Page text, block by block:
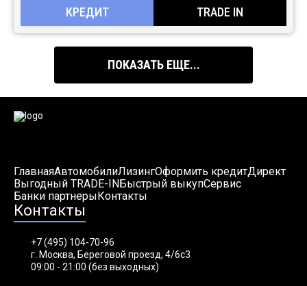
КРЕДИТ TRADE IN
ПОКАЗАТЬ ЕЩЕ...
ГлавнаяАвтомобилиЛизингОформить кредитДирект
Выгодный TRADE-INБыстрый выкупСервис
Банки партнерыКонтакты
Контакты
+7 (495) 104-70-96
г. Москва, Береговой проезд, 4/6с3
09:00 - 21:00 (без выходных)